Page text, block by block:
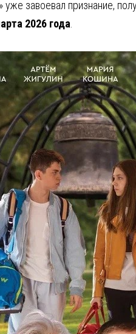
завоевал признание,
2026 года